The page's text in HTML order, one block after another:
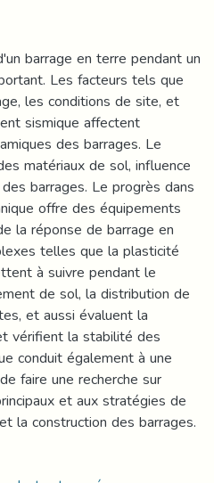
barrage en terre pendant un
Les facteurs tels que
les conditions de site, et
sismique affectent
des barrages. Le
matériaux de sol, influence
barrages. Le progrès dans
offre des équipements
la réponse de barrage en
telles que la plasticité
à suivre pendant le
de sol, la distribution de
et aussi évaluent la
vérifient la stabilité des
conduit également à une
faire une recherche sur
et aux stratégies de
la construction des barrages.